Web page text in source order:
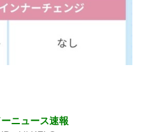
ニュース速報